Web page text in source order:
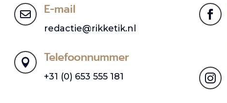
 E-mail
redactie@rikketik.nl
 Telefoonnummer
+31 (0) 653 555 181

